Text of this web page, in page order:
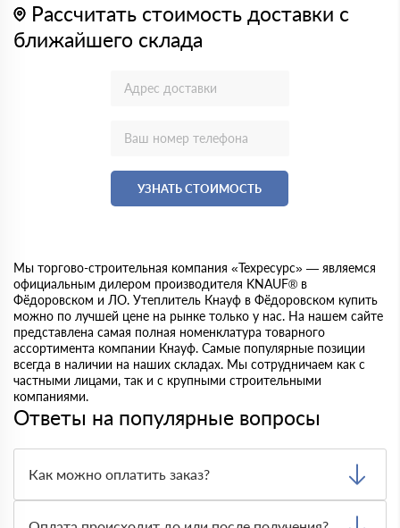
Рассчитать стоимость доставки с
ближайшего склада
УЗНАТЬ СТОИМОСТЬ
Мы торгово-строительная компания «Техресурс» — являемся
официальным дилером производителя KNAUF® в
Фёдоровском и ЛО. Утеплитель Кнауф в Фёдоровском купить
можно по лучшей цене на рынке только у нас. На нашем сайте
представлена самая полная номенклатура товарного
ассортимента компании Кнауф. Самые популярные позиции
всегда в наличии на наших складах. Мы сотрудничаем как с
частными лицами, так и с крупными строительными
компаниями.
Ответы на популярные вопросы
Как можно оплатить заказ?
картой или по безналичному расчёту. Менеджер заранее